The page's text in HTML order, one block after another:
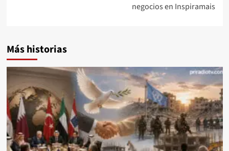
negocios en Inspiramais
Más historias